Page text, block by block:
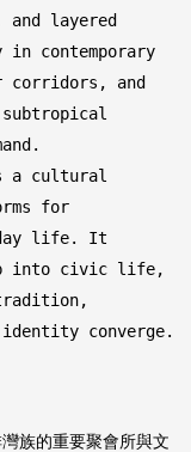
layered
in contemporary
corridors, and
a cultural
for
life. It
into civic life,
identity converge.
族的重要聚會所與文